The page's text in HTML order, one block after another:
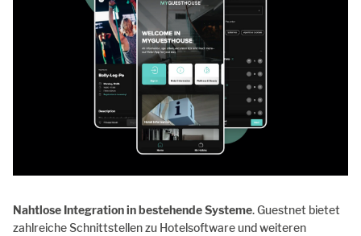
Nahtlose Integration in bestehende Systeme. Guestnet bietet
zahlreiche Schnittstellen zu Hotelsoftware und weiteren